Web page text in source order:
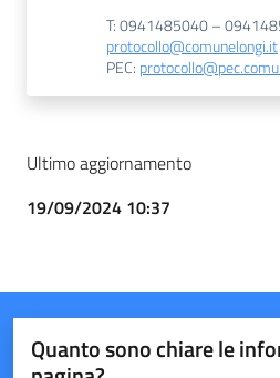
T: 0941485040 –
protocollo@comunelongi.it
PEC:
Ultimo aggiornamento
19/09/2024 10:37
Quanto sono chiare le